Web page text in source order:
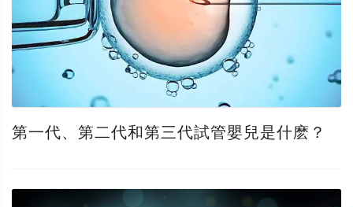
第一代、第二代和第三代試管嬰兒是什麽？